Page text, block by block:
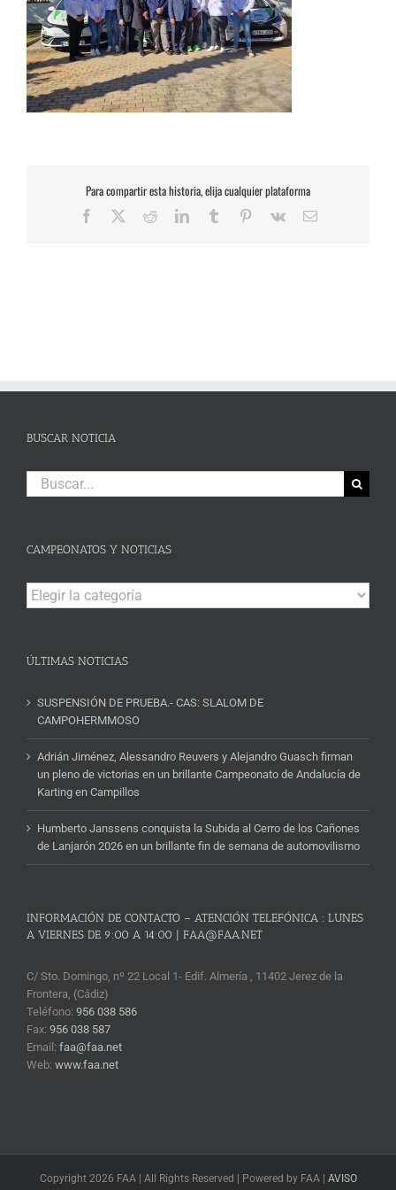
Para compartir esta historia, elija cualquier plataforma
Facebook RedditLinkedInTumblr Pinterest
Vk
Correo
BUSCAR NOTICIA
Buscar:
CAMPEONATOS Y NOTICIAS
Campeonatos
y
ÚLTIMAS NOTICIAS
SUSPENSIÓN DE PRUEBA.- CAS: SLALOM DE
CAMPOHERMMOSO
Adrián Jiménez, Alessandro Reuvers y Alejandro Guasch firman
un pleno de victorias en un brillante Campeonato de Andalucía de
Karting en Campillos
Humberto Janssens conquista la Subida al Cerro de los Cañones
de Lanjarón 2026 en un brillante fin de semana de automovilismo
INFORMACIÓN DE CONTACTO – ATENCIÓN TELEFÓNICA : LUNES
A VIERNES DE 9:00 A 14:00 | FAA@FAA.NET
C/ Sto. Domingo, nº 22 Local 1- Edif. Almería , 11402 Jerez de la
Frontera, (Cádiz)
Teléfono: 956 038 586
Fax: 956 038 587
Email: faa@faa.net
Web: www.faa.net
Copyright 2026 FAA | All Rights Reserved | Powered by FAA | AVISO